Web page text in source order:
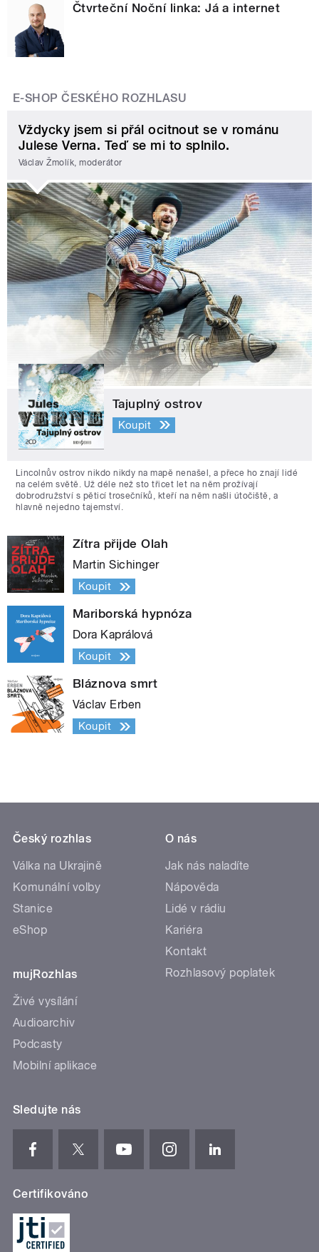
Čtvrteční Noční linka: Já a internet
E-SHOP ČESKÉHO ROZHLASU
Vždycky jsem si přál ocitnout se v románu
Julese Verna. Teď se mi to splnilo.
Václav Žmolík, moderátor
Tajuplný ostrov
Koupit
Lincolnův ostrov nikdo nikdy na mapě nenašel, a přece ho znají lidé
na celém světě. Už déle než sto třicet let na něm prožívají
dobrodružství s pěticí trosečníků, kteří na něm našli útočiště, a
hlavně nejedno tajemství.
Zítra přijde Olah
Martin Sichinger
Koupit
Mariborská hypnóza
Dora Kaprálová
Koupit
Bláznova smrt
Václav Erben
Koupit
Český rozhlas
Válka na Ukrajině
Komunální volby
Stanice
eShop
mujRozhlas
Živé vysílání
Audioarchiv
Podcasty
Mobilní aplikace
O nás
Jak nás naladíte
Nápověda
Lidé v rádiu
Kariéra
Kontakt
Rozhlasový poplatek
Sledujte nás
Certifikováno